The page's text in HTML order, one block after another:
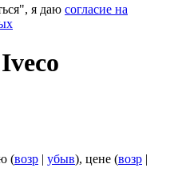
я даю согласие на
(возр | убыв), цене (возр |